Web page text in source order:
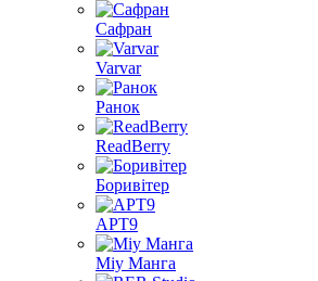
Сафран
Varvar
Ранок
ReadBerry
Боривітер
АРТ9
Міу Манга